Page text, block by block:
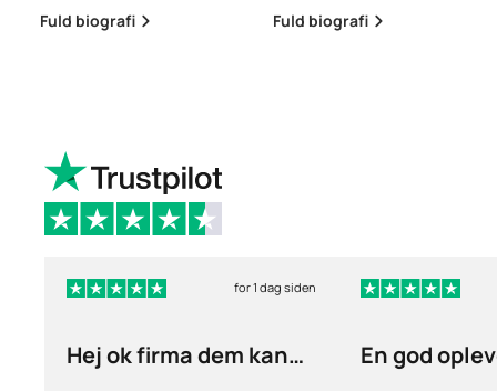
Fuld biografi Fuld biografi
for 1 dag siden
Hej ok firma dem kan
En god